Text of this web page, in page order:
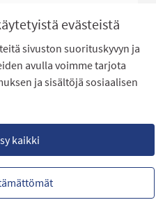
evästeistä
sivuston suorituskyvyn ja
avulla voimme tarjota
ja sisältöjä sosiaalisen
kaikki
Usein kysytyt kysymykset
avoimet datatiedostot
vapaan ohjelmiston